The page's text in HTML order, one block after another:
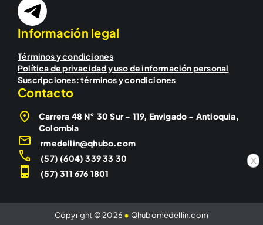
x
Información legal
Términos y condiciones
Política de privacidad y uso de información personal
Suscripciones: términos y condiciones
Contacto
Carrera 48 N° 30 Sur - 119, Envigado - Antioquia,
Colombia
rmedellin@qhubo.com
(57) (604) 339 33 30
(57) 311 676 1801
Copyright © 2026 • Qhubomedellín.com